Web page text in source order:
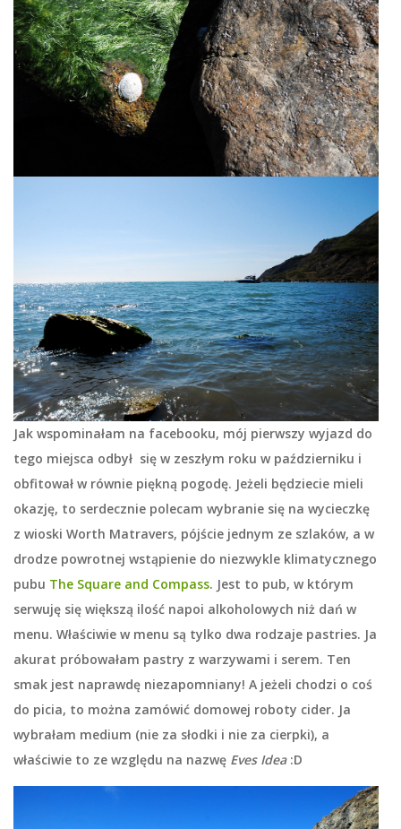
Jak wspominałam na facebooku, mój pierwszy wyjazd do
tego miejsca odbył się w zeszłym roku w październiku i
obfitował w równie piękną pogodę. Jeżeli będziecie mieli
okazję, to serdecznie polecam wybranie się na wycieczkę
z wioski Worth Matravers, pójście jednym ze szlaków, a w
drodze powrotnej wstąpienie do niezwykle klimatycznego
pubu The Square and Compass. Jest to pub, w którym
serwuję się większą ilość napoi alkoholowych niż dań w
menu. Właściwie w menu są tylko dwa rodzaje pastries. Ja
akurat próbowałam pastry z warzywami i serem. Ten
smak jest naprawdę niezapomniany! A jeżeli chodzi o coś
do picia, to można zamówić domowej roboty cider. Ja
wybrałam medium (nie za słodki i nie za cierpki), a
właściwie to ze względu na nazwę Eves Idea:D